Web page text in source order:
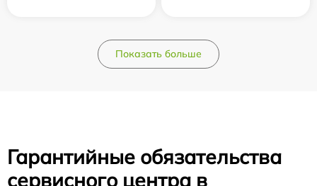
Показать больше
Гарантийные обязательства
сервисного центра в